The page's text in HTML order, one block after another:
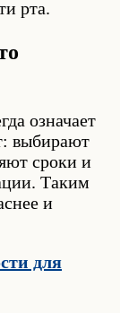
рта.
означает
выбирают
сроки и
Таким
и
для